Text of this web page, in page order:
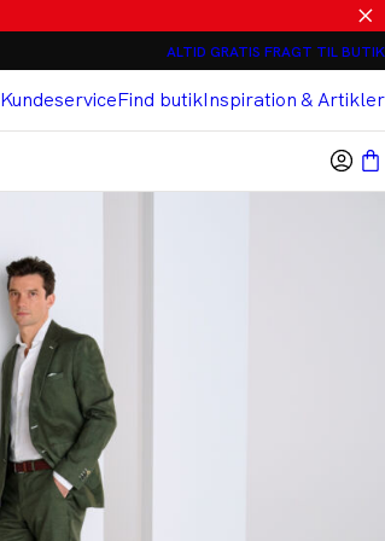
ALTID GRATIS FRAGT TIL BUTIK
KundeserviceFind butikInspiration & Artikler
Relaxed loose fit Chinos - 2 stk 800 kr
Cashmere Touch Bukser